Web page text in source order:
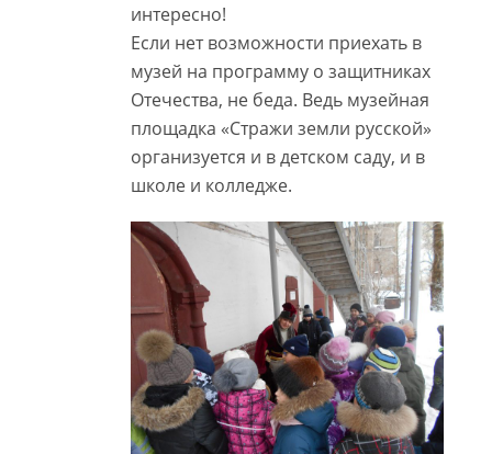
интересно!
Если нет возможности приехать в
музей на программу о защитниках
Отечества, не беда. Ведь музейная
площадка «Стражи земли русской»
организуется и в детском саду, и в
школе и колледже.